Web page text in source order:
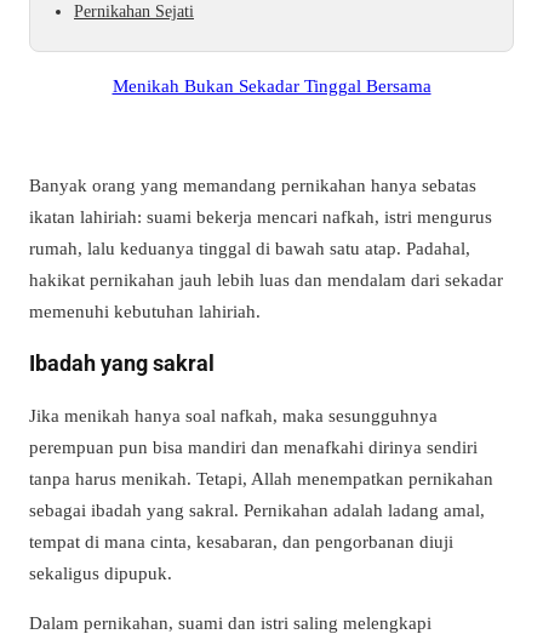
Pernikahan Sejati
Menikah Bukan Sekadar Tinggal Bersama
Banyak orang yang memandang pernikahan hanya sebatas
ikatan lahiriah: suami bekerja mencari nafkah, istri mengurus
rumah, lalu keduanya tinggal di bawah satu atap. Padahal,
hakikat pernikahan jauh lebih luas dan mendalam dari sekadar
memenuhi kebutuhan lahiriah.
Ibadah yang sakral
Jika menikah hanya soal nafkah, maka sesungguhnya
perempuan pun bisa mandiri dan menafkahi dirinya sendiri
tanpa harus menikah. Tetapi, Allah menempatkan pernikahan
sebagai ibadah yang sakral. Pernikahan adalah ladang amal,
tempat di mana cinta, kesabaran, dan pengorbanan diuji
sekaligus dipupuk.
Dalam pernikahan, suami dan istri saling melengkapi